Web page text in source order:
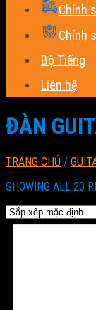
Chính
Chính
Bộ Tiếng
Liên hệ
ĐÀN
TRANG CHỦ /
SHOWING ALL 20